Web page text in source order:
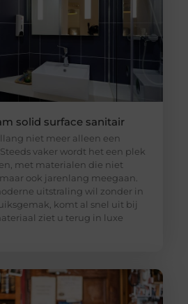
solid surface sanitair
niet meer alleen een
vaker wordt het een plek
met materialen die niet
ook jarenlang meegaan.
uitstraling wil zonder in
komt al snel uit bij
ziet u terug in luxe